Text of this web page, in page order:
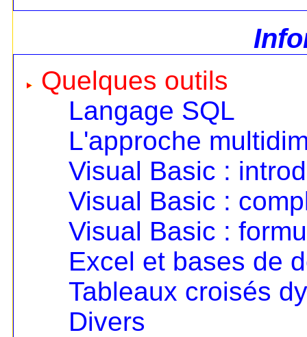
Quelques outils
Langage SQL
L'approche
Visual Basic :
Visual Basic :
Visual Basic :
Excel et bases de
Tableaux croisés
Divers